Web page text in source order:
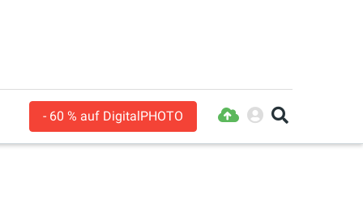
- 60 % auf DigitalPHOTO